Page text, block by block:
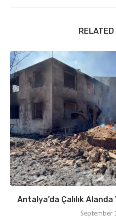
Antalya’da Çalılık Alanda
September